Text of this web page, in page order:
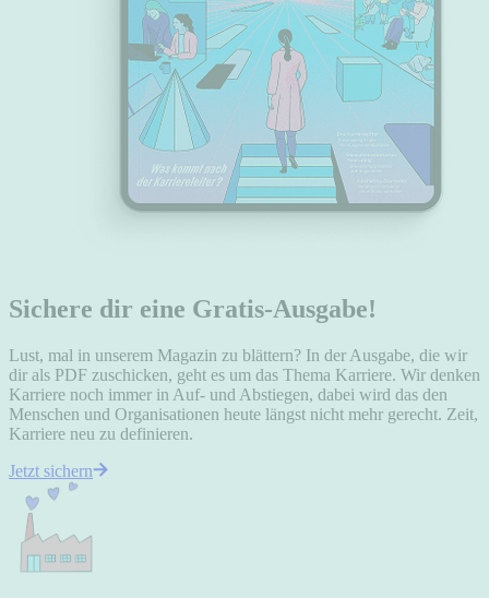
Sichere dir eine Gratis-Ausgabe!
Lust, mal in unserem Magazin zu blättern? In der Ausgabe, die wir
dir als PDF zuschicken, geht es um das Thema Karriere. Wir denken
Karriere noch immer in Auf- und Abstiegen, dabei wird das den
Menschen und Organisationen heute längst nicht mehr gerecht. Zeit,
Karriere neu zu definieren.
Jetzt sichern